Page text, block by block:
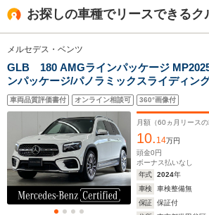
サイズ
(全長x全幅x全高)
1.89m～1.92m
全長
4.72m～4.73m
ホイールベース
-m
11.9～18.1km/L
└市街地:9.2～
14.3km/L
14.0
└市街
お探しの車種でリースできるク
メルセデス・ベンツ
GLB 180 AMGラインパッケージ
ンパッケージ/パノラミックスライディン
ィブディスタンスアシストディストロニッ
手席シートヒーター/360度カメラ/純正ドラ
ー/アンビエントライト64色
車両品質評価書付 オンライン相談可 360°画像付
月額（60 ヵ月リースの
10. 14万円
頭金0円
ボーナス払いなし
年式
2024年
車検
車検整備無
保証
保証付